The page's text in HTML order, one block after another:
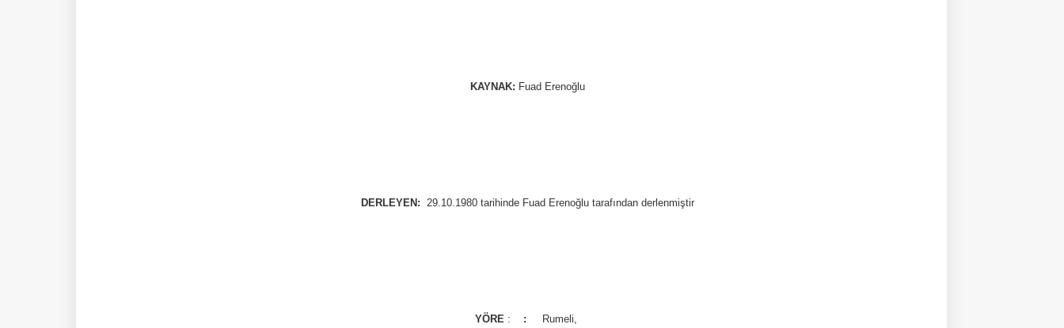
KAYNAK: Fuad Erenoğlu
DERLEYEN: 29.10.1980 tarihinde Fuad Erenoğlu tarafından derlenmiştir
YÖRE : : Rumeli,